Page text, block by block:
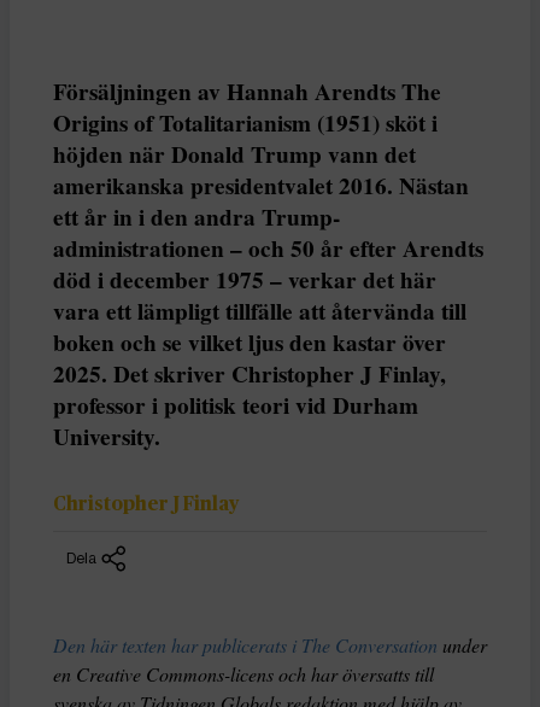
Försäljningen av Hannah Arendts The
Origins of Totalitarianism (1951) sköt i
höjden när Donald Trump vann det
amerikanska presidentvalet 2016. Nästan
ett år in i den andra Trump-
administrationen – och 50 år efter Arendts
död i december 1975 – verkar det här
vara ett lämpligt tillfälle att återvända till
boken och se vilket ljus den kastar över
2025. Det skriver Christopher J Finlay,
professor i politisk teori vid Durham
University.
Christopher J Finlay
Dela
Den här texten har publicerats i The Conversation under
en Creative Commons-licens och har översatts till